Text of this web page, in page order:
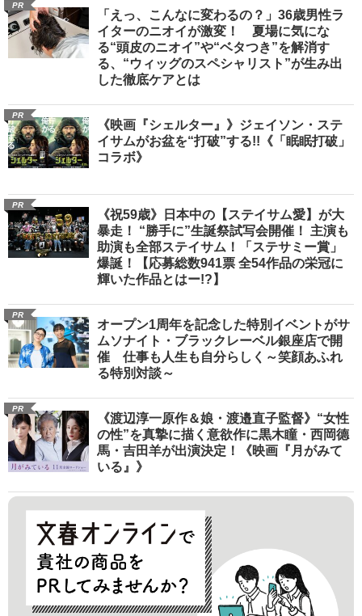
PR
「えっ、こんなに変わるの？」36歳男性ラ
イターのニオイが激変！ 夏場に気にな
る“頭皮のニオイ”や“ベタつき”を解消す
る、“ウィッグのスペシャリスト”が生み出
した徹底ケアとは
PR
《映画『シェルター』》ジェイソン・ステ
イサムがお盆を“打破”する!!《「眠眠打破」
コラボ》
PR
《祝59歳》日本中の【ステイサム愛】が大
暴走！ “勝手に”生誕祭試写会開催！ 主演も
助演も全部ステイサム！「ステサミー賞」
爆誕！【応募総数941票 全54作品の栄冠に
輝いた作品とはー!?】
PR
オープン1周年を記念した特別イベントがサ
ムソナイト・ブラックレーベル銀座店で開
催 仕事も人生も自分らしく～笑顔あふれ
る特別対談～
PR
《渡辺淳一原作＆娘・渡邉直子監督》“女性
の性”を真摯に描く意欲作に黒木瞳・西岡德
馬・吉田羊が出演決定！《映画『月がみて
いる』》